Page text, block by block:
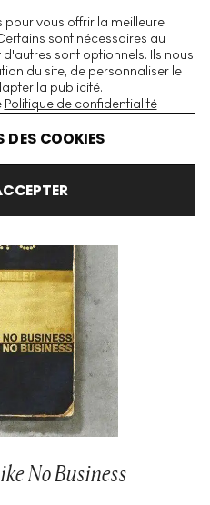
pour vous offrir la meilleure
sont nécessaires au
sont optionnels. Ils nous
du site, de personnaliser le
la publicité.
Politique de confidentialité
DES COOKIES
d'estampes et éditions
Penguin Prints
No Business